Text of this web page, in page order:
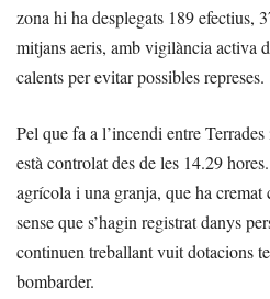
zona hi ha desplegats 189 efectius,
mitjans aeris, amb vigilància activa
calents per evitar possibles represes.
Pel que fa a l’incendi entre
està controlat des de les 14.29
agrícola i una granja, que ha cremat
sense que s’hagin registrat danys
continuen treballant vuit dotacions
bombarder.